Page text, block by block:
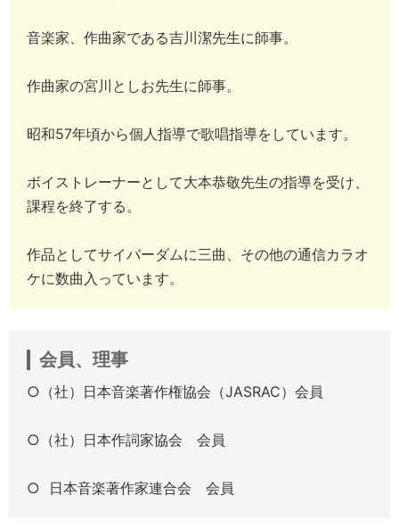
音楽家、作曲家である吉川潔先生に師事。
作曲家の宮川としお先生に師事。
昭和57年頃から個人指導で歌唱指導をしています。
ボイストレーナーとして大本恭敬先生の指導を受け、
課程を終了する。
作品としてサイバーダムに三曲、その他の通信カラオ
ケに数曲入っています。
会員、理事
○（社）日本音楽著作権協会（JASRAC）会員
○（社）日本作詞家協会 会員
○ 日本音楽著作家連合会 会員